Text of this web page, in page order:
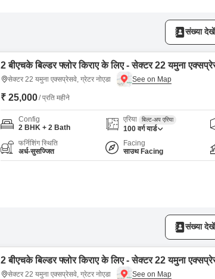
संख्या देखें
2 बीएचके बिल्डर फ्लोर किराए के लिए - सेक्टर 22 यमुना
सेक्टर 22 यमुना एक्सप्रेसवे, ग्रेटर नोएडा
₹ 25,000/ प्रति महीने
Config
2 BHK + 2 Bath
एरिया बिल्ट-अप एरिया
100 वर्ग यार्ड
फर्निशिंग स्थिति
अर्ध-सुसज्जित
Facing
साउथ Facing
संख्या देखें
2 बीएचके बिल्डर फ्लोर किराए के लिए - सेक्टर 22 यमुना
सेक्टर 22 यमुना एक्सप्रेसवे, ग्रेटर नोएडा